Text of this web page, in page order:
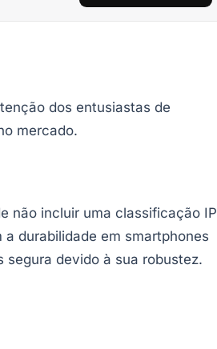
dos entusiastas de
mercado.
não incluir uma classificação IP
durabilidade em smartphones
segura devido à sua robustez.